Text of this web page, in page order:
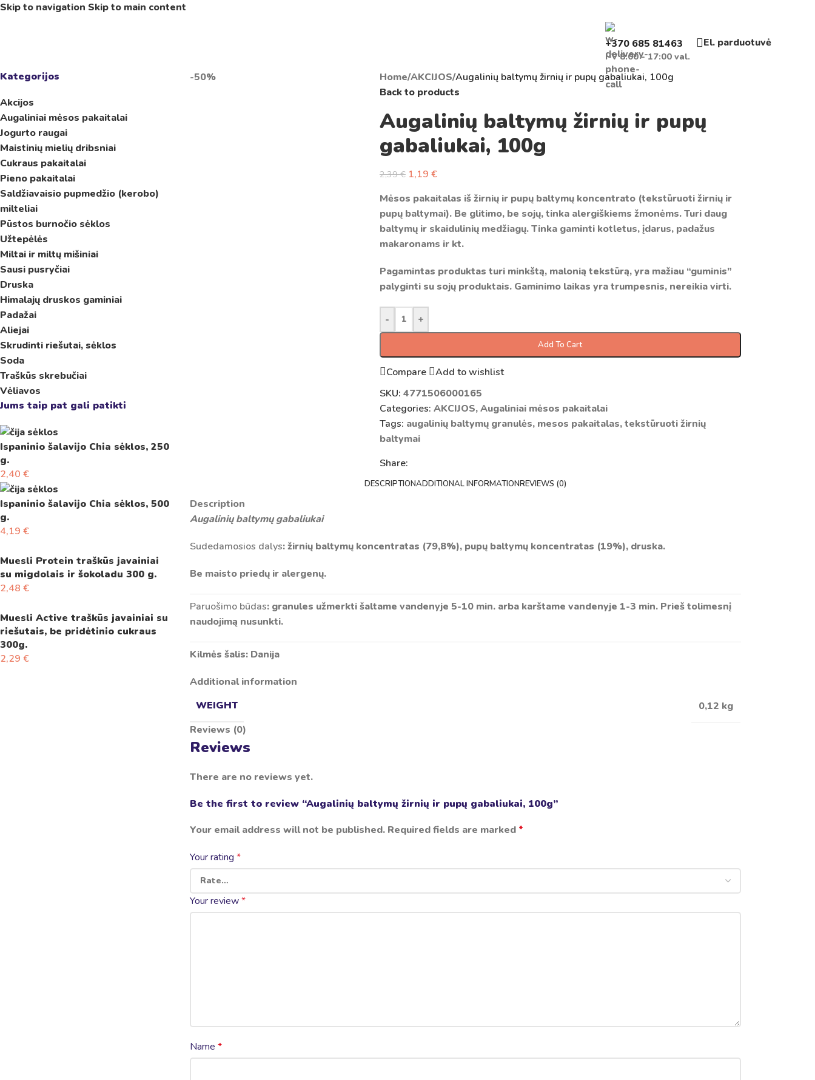
Skip to navigation Skip to main content
+370 685 81463
I-V 8:00 - 17:00 val.
El. parduotuvė
Kategorijos
Akcijos
Augaliniai mėsos pakaitalai
Jogurto raugai
Maistinių mielių dribsniai
Cukraus pakaitalai
Pieno pakaitalai
Saldžiavaisio pupmedžio (kerobo)
milteliai
Pūstos burnočio sėklos
Užtepėlės
Miltai ir miltų mišiniai
Sausi pusryčiai
Druska
Himalajų druskos gaminiai
Padažai
Aliejai
Skrudinti riešutai, sėklos
Soda
Traškūs skrebučiai
Vėliavos
Jums taip pat gali patikti
Ispaninio šalavijo Chia sėklos, 250
g.
2,40 €
Ispaninio šalavijo Chia sėklos, 500
g.
4,19 €
Muesli Protein traškūs javainiai
su migdolais ir šokoladu 300 g.
2,48 €
Muesli Active traškūs javainiai su
riešutais, be pridėtinio cukraus
300g.
2,29 €
-50% Home/AKCIJOS/Augalinių baltymų žirnių ir pupų gabaliukai, 100g
Back to products
Augalinių baltymų žirnių ir pupų
gabaliukai, 100g
2,39€ 1,19 €
Mėsos pakaitalas iš žirnių ir pupų baltymų koncentrato (tekstūruoti žirnių ir
pupų baltymai). Be glitimo, be sojų, tinka alergiškiems žmonėms. Turi daug
baltymų ir skaidulinių medžiagų. Tinka gaminti kotletus, įdarus, padažus
makaronams ir kt.
Pagamintas produktas turi minkštą, malonią tekstūrą, yra mažiau “guminis”
palyginti su sojų produktais. Gaminimo laikas yra trumpesnis, nereikia virti.
- +
Add To Cart
Compare
Add to wishlist
SKU: 4771506000165
Categories: AKCIJOS,Augaliniai mėsos pakaitalai
Tags: augalinių baltymų granulės, mesos pakaitalas,tekstūruoti žirnių
baltymai
Share:
DESCRIPTIONADDITIONAL INFORMATIONREVIEWS (0)
Description
Augalinių baltymų gabaliukai
Sudedamosios dalys: žirnių baltymų koncentratas (79,8%), pupų baltymų koncentratas (19%), druska.
Be maisto priedų ir alergenų.
Paruošimo būdas: granules užmerkti šaltame vandenyje 5-10 min. arba karštame vandenyje 1-3 min. Prieš tolimesnį
naudojimą nusunkti.
Kilmės šalis: Danija
Additional information
WEIGHT
0,12 kg
Reviews (0)
Reviews
There are no reviews yet.
Be the first to review “Augalinių baltymų žirnių ir pupų gabaliukai, 100g”
Your email address will not be published. Required fields are marked *
Your rating *
Your review*
Name *